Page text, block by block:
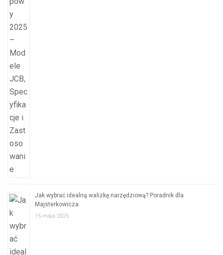
Jak wybrać idealną walizkę narzędziową? Poradnik dla
Majsterkowicza
15 maja 2025